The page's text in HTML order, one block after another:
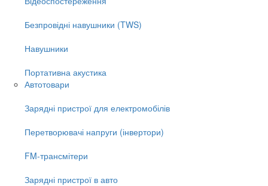
Безпровідні навушники (TWS)
Навушники
Портативна акустика
Автотовари
Зарядні пристрої для електромобілів
Перетворювачі напруги (інвертори)
FM-трансмітери
Зарядні пристрої в авто